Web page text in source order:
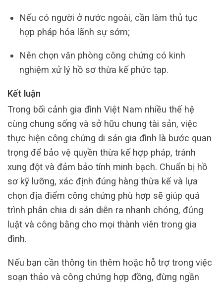
Nếu có người ở nước ngoài, cần làm thủ tục
hợp pháp hóa lãnh sự sớm;
Nên chọn văn phòng công chứng có kinh
nghiệm xử lý hồ sơ thừa kế phức tạp.
Kết luận
Trong bối cảnh gia đình Việt Nam nhiều thế hệ
cùng chung sống và sở hữu chung tài sản, việc
thực hiện công chứng di sản gia đình là bước quan
trọng để bảo vệ quyền thừa kế hợp pháp, tránh
xung đột và đảm bảo tính minh bạch. Chuẩn bị hồ
sơ kỹ lưỡng, xác định đúng hàng thừa kế và lựa
chọn địa điểm công chứng phù hợp sẽ giúp quá
trình phân chia di sản diễn ra nhanh chóng, đúng
luật và công bằng cho mọi thành viên trong gia
đình.
Nếu bạn cần thông tin thêm hoặc hỗ trợ trong việc
soạn thảo và công chứng hợp đồng, đừng ngần